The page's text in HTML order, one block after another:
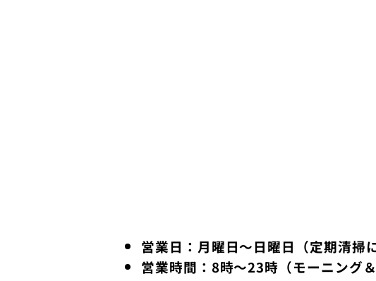
営業日：月曜日〜日曜日（定期清掃
営業時間：8時〜23時（モーニング